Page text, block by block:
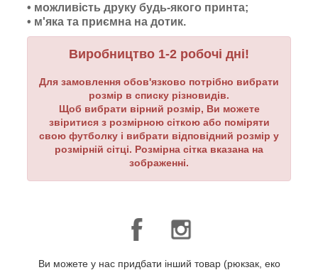
• можливість друку будь-якого принта;
• м'яка та приємна на дотик.
Виробництво 1-2 робочі дні!
Для замовлення обов'язково потрібно вибрати
розмір в списку різновидів.
Щоб вибрати вірний розмір, Ви можете
звіритися з розмірною сіткою або поміряти
свою футболку і вибрати відповідний розмір у
розмірній сітці. Розмірна сітка вказана на
зображенні.
Ви можете у нас придбати інший товар (рюкзак, еко